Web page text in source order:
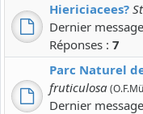
Hiericiacees?
Dernier
Réponses : 7
Parc Naturel
fruticulosa
Dernier